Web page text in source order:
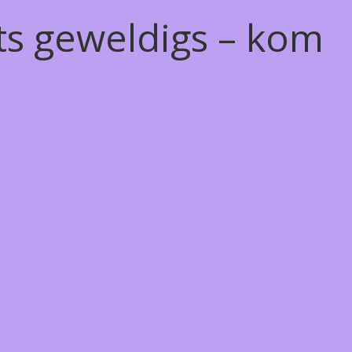
geweldigs – kom